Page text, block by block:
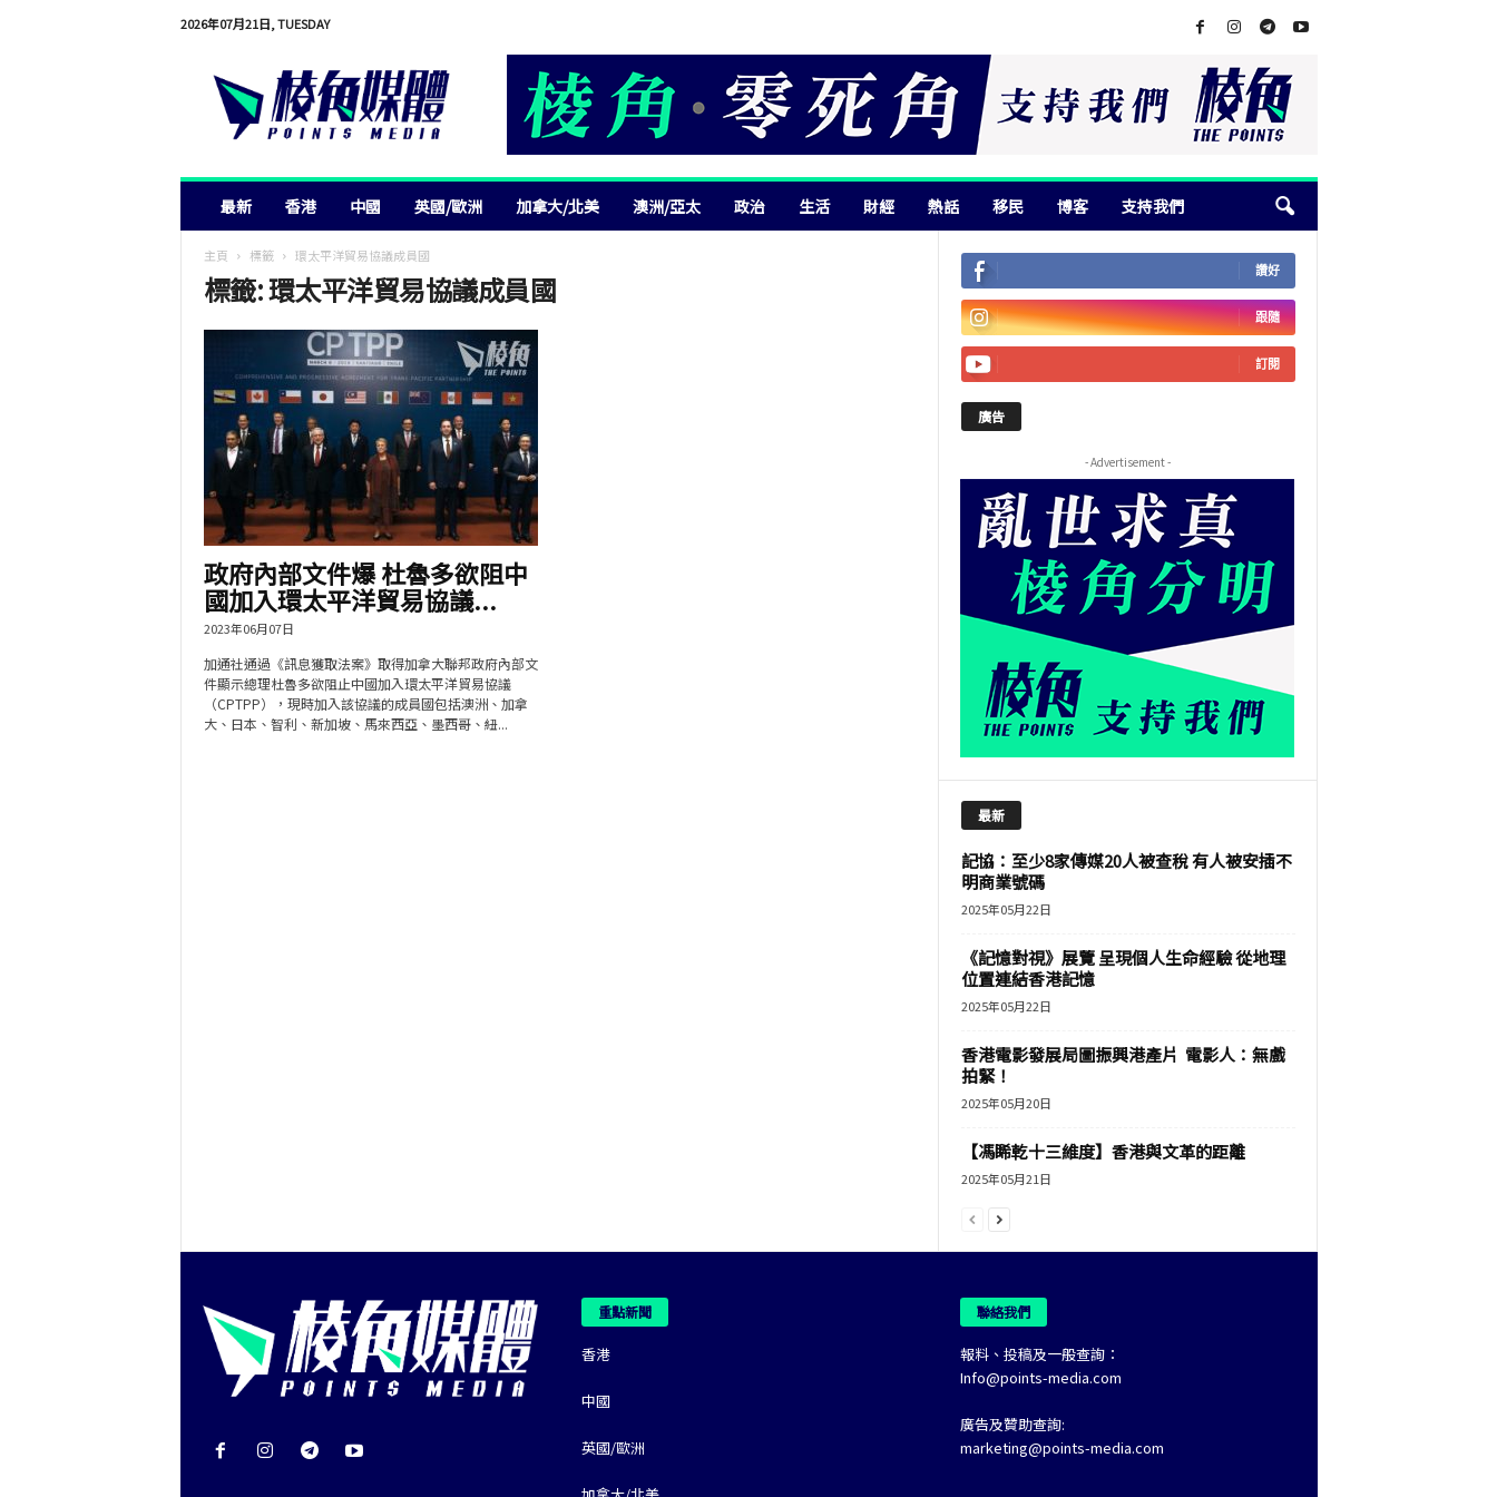
2026年07月21日, TUESDAY
最新 香港 中國 英國/歐洲 加拿大/北美 澳洲/亞太 政治 生活 財經 熱話 移民 博客 支持我們
主頁 標籤 環太平洋貿易協議成員國
標籤: 環太平洋貿易協議成員國
政府內部文件爆 杜魯多欲阻中
國加入環太平洋貿易協議...
2023年06月07日
加通社通過《訊息獲取法案》取得加拿大聯邦政府內部文
件顯示總理杜魯多欲阻止中國加入環太平洋貿易協議
（CPTPP），現時加入該協議的成員國包括澳洲、加拿
大、日本、智利、新加坡、馬來西亞、墨西哥、紐...
讚好
跟隨
訂閱
廣告
- Advertisement -
最新
記協：至少8家傳媒20人被查稅 有人被安插不
明商業號碼
2025年05月22日
《記憶對視》展覽 呈現個人生命經驗 從地理
位置連結香港記憶
2025年05月22日
香港電影發展局圖振興港產片 電影人：無戲
拍緊！
2025年05月20日
【馮睎乾十三維度】香港與文革的距離
2025年05月21日
重點新聞
香港
中國
英國/歐洲
聯絡我們
報料、投稿及一般查詢：
Info@points-media.com
廣告及贊助查詢:
marketing@points-media.com